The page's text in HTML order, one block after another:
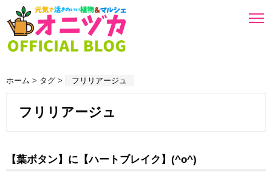
ホーム > タグ > フリリアージュ
フリリアージュ
【葉ボタン】に【ハートブレイク】(^o^)